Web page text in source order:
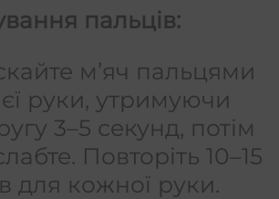
пальців:
м’яч пальцями
руки, утримуючи
3–5 секунд, потім
Повторіть 10–15
для кожної руки.